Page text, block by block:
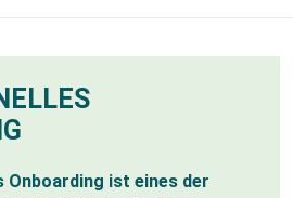
Onboarding ist eines der